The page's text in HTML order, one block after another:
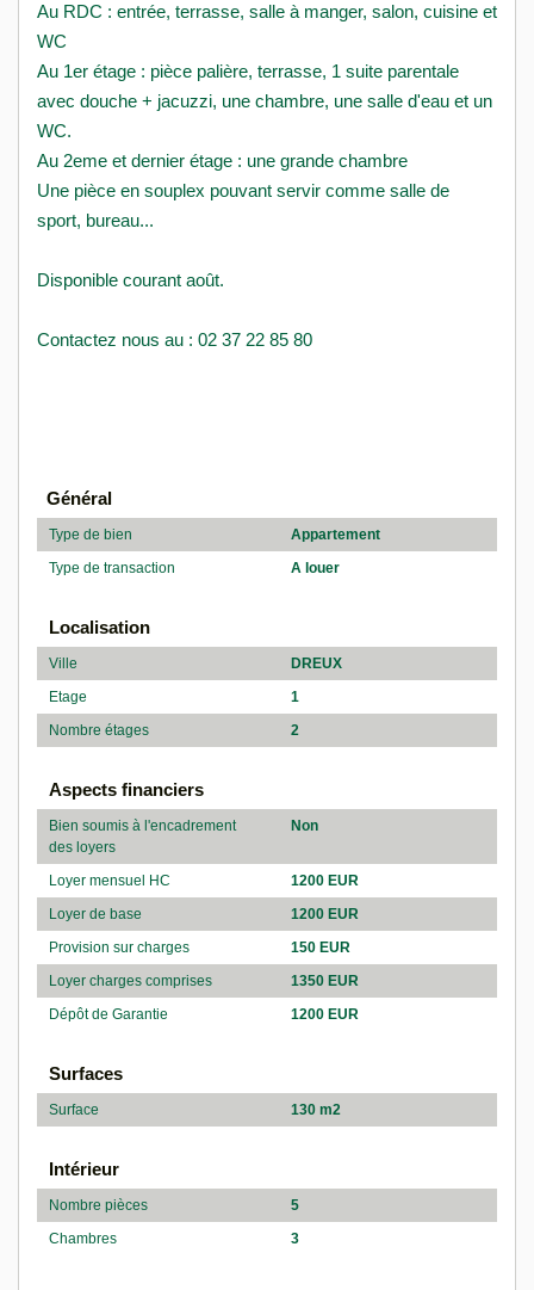
Au RDC : entrée, terrasse, salle à manger, salon, cuisine et
WC
Au 1er étage : pièce palière, terrasse, 1 suite parentale
avec douche + jacuzzi, une chambre, une salle d'eau et un
WC.
Au 2eme et dernier étage : une grande chambre
Une pièce en souplex pouvant servir comme salle de
sport, bureau...
Disponible courant août.
Contactez nous au : 02 37 22 85 80
Général
Type de bien
Appartement
Type de transaction
A louer
Localisation
Ville
DREUX
Etage
1
Nombre étages
2
Aspects financiers
Bien soumis à l'encadrement
des loyers
Non
Loyer mensuel HC
1200 EUR
Loyer de base
1200 EUR
Provision sur charges
150 EUR
Loyer charges comprises
1350 EUR
Dépôt de Garantie
1200 EUR
Surfaces
Surface 130 m2
Intérieur
Nombre pièces
5
Chambres
3